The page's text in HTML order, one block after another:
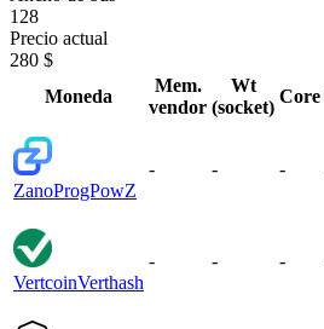
128
Precio actual
280 $
Moneda
Mem.
vendor
Wt
(socket)
Core
ZanoProgPowZ
- - -
VertcoinVerthash
- - -